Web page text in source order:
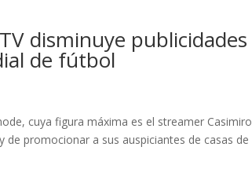
disminuye publicidades
de fútbol
cuya figura máxima es el streamer Casimiro
promocionar a sus auspiciantes de casas de